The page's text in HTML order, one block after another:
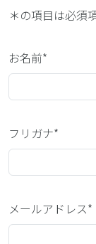
＊の項目は必須
お名前*
フリガナ*
メールアドレス*